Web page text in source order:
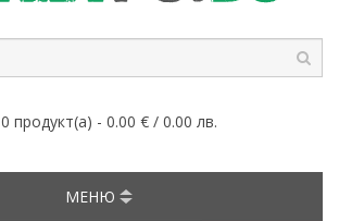
0 продукт(а) - 0.00 € / 0.00 лв.
МЕНЮ